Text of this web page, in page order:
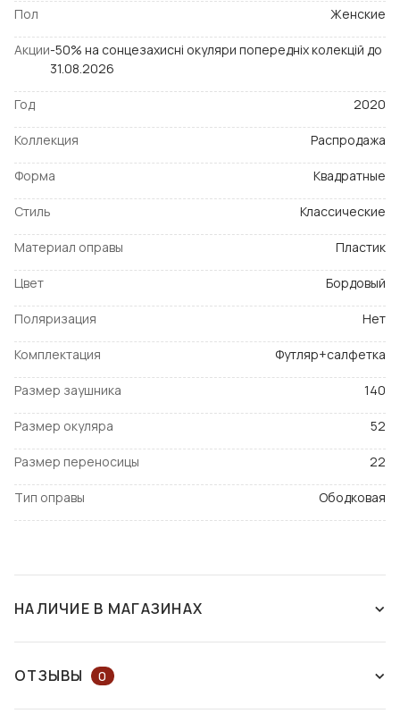
Пол Женские
Акции-50% на сонцезахисні окуляри попередніх колекцій до
31.08.2026
Год 2020
Коллекция Распродажа
Форма Квадратные
Стиль Классические
Материал оправы Пластик
Цвет Бордовый
Поляризация Нет
Комплектация Футляр+салфетка
Размер заушника 140
Размер окуляра 52
Размер переносицы 22
Тип оправы Ободковая
НАЛИЧИЕ В МАГАЗИНАХ
ОТЗЫВЫ 0